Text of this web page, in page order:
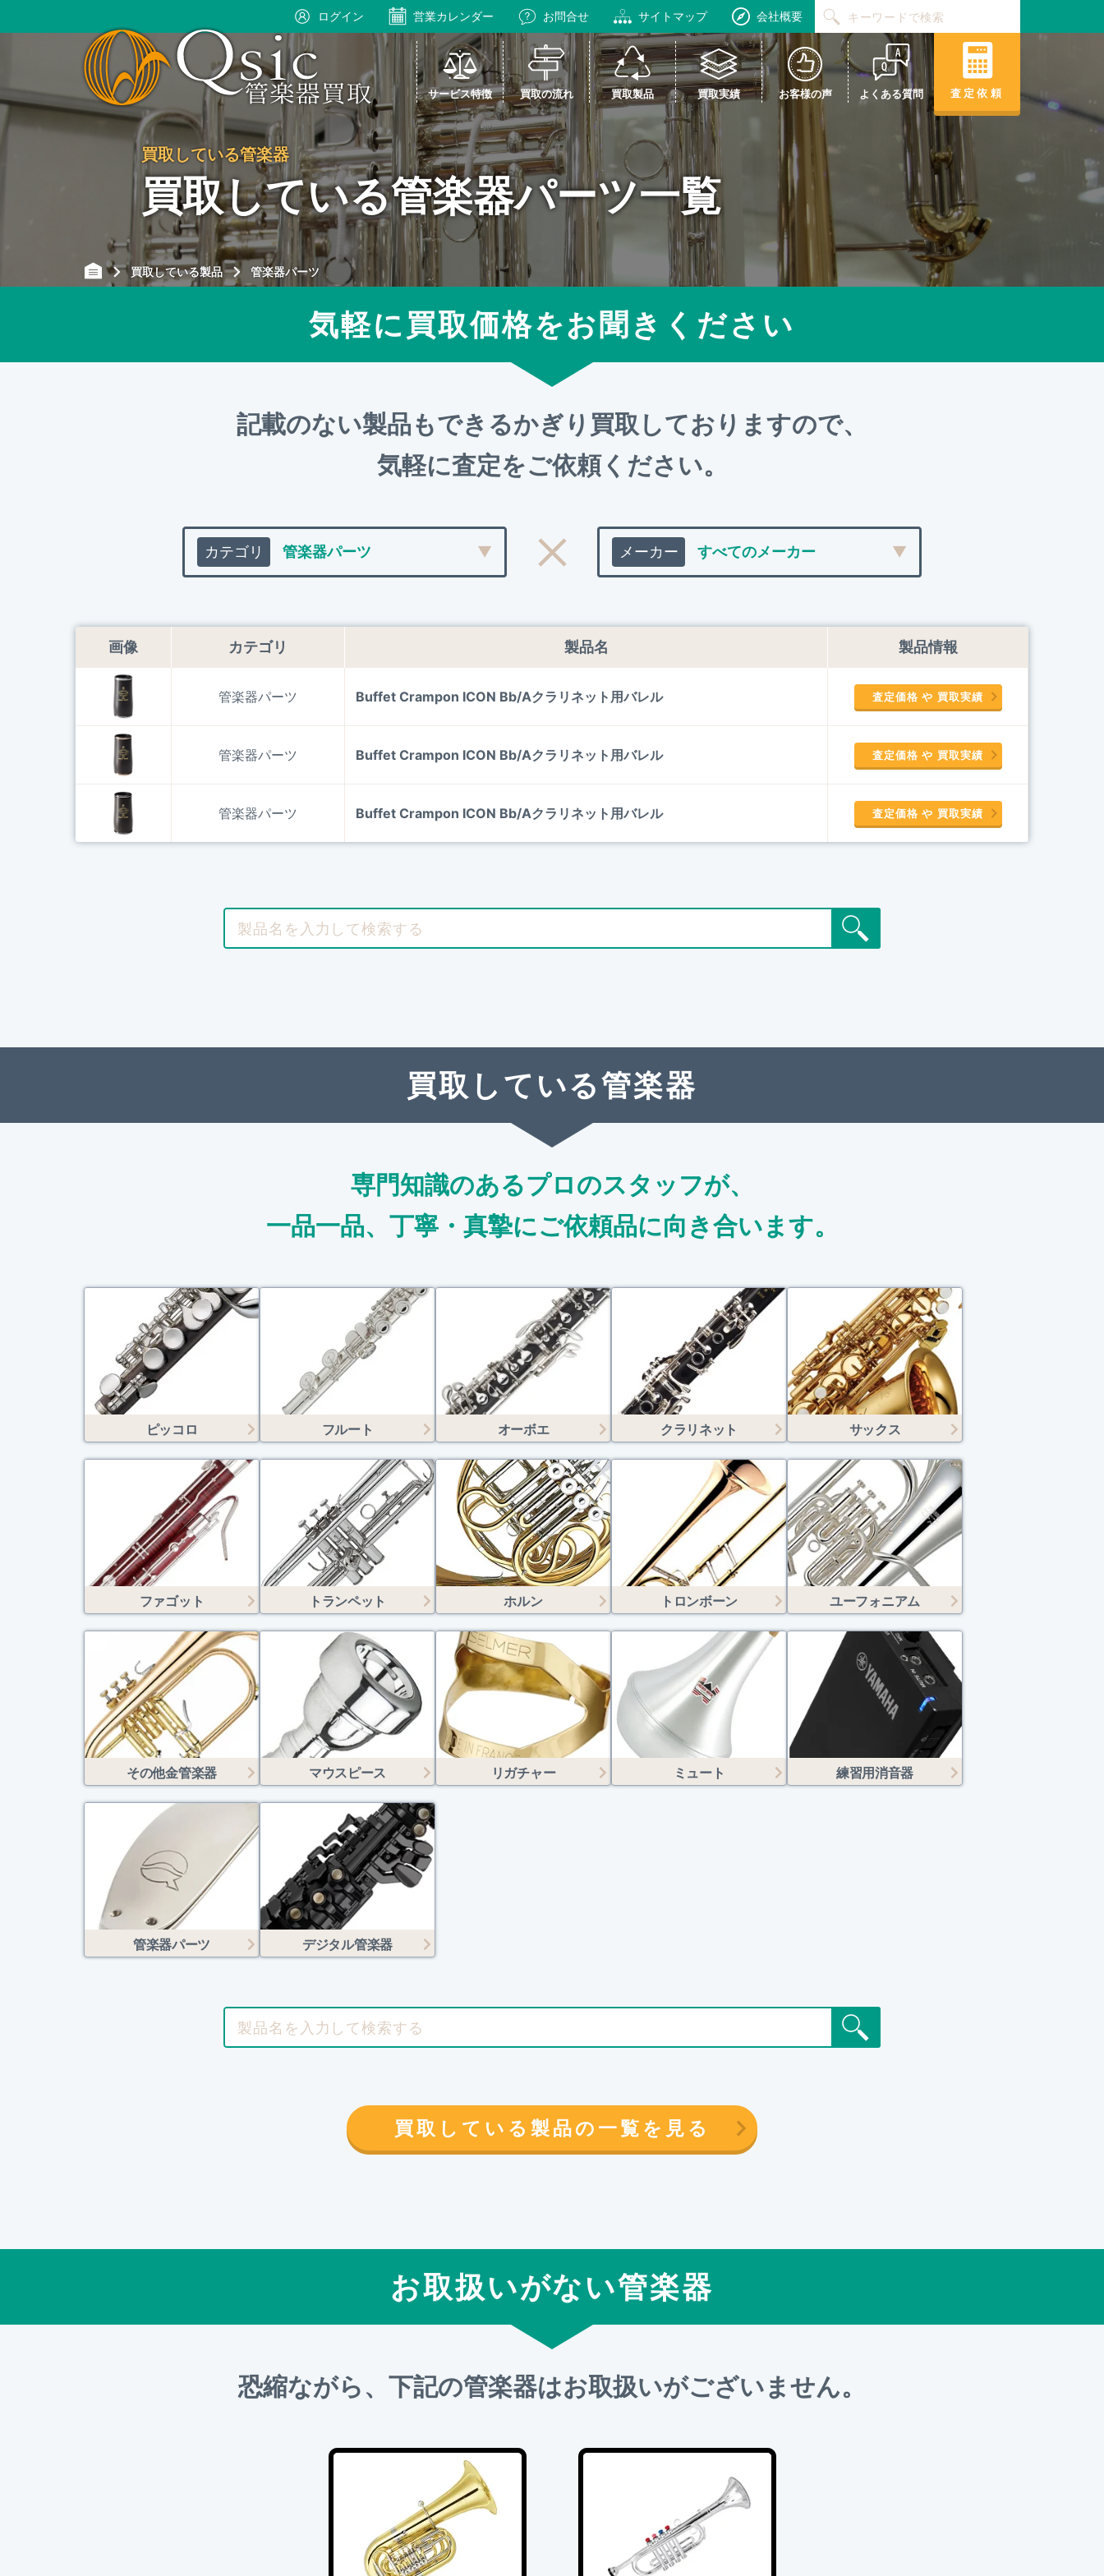
ログイン 営業カレンダー お問合せ サイトマップ 会社概要
サービス特徴 買取の流れ 買取製品 買取実績 お客様の声 よくある質問 査定依頼
買取している管楽器
買取している管楽器パーツ一覧
買取している製品 管楽器パーツ
気軽に買取価格をお聞きください
記載のない製品もできるかぎり買取しておりますので、
気軽に査定をご依頼ください。
画像 カテゴリ 製品名 製品情報
管楽器パーツ Buffet Crampon ICON Bb/Aクラリネット用バレル 査定価格 や 買取実績
管楽器パーツ Buffet Crampon ICON Bb/Aクラリネット用バレル 査定価格 や 買取実績
管楽器パーツ Buffet Crampon ICON Bb/Aクラリネット用バレル 査定価格 や 買取実績
買取している管楽器
専門知識のあるプロのスタッフが、
一品一品、 丁寧・真摯にご依頼品に向き合います。
ピッコロ フルート オーボエ クラリネット サックス
ファゴット トランペット ホルン トロンボーン ユーフォニアム
その他金管楽器 マウスピース リガチャー ミュート 練習用消音器
管楽器パーツ デジタル管楽器
買取している製品の一覧を見る
お取扱いがない管楽器
恐縮ながら、下記の管楽器はお取扱いがございません。